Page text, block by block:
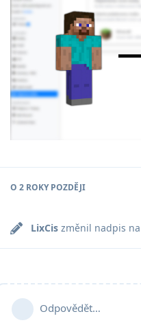
O 2 ROKYPOZDĚJI
LixCis změnil nadpis na
Odpovědět…